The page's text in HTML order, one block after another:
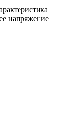
напряжение